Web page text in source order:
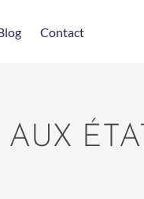
Contact